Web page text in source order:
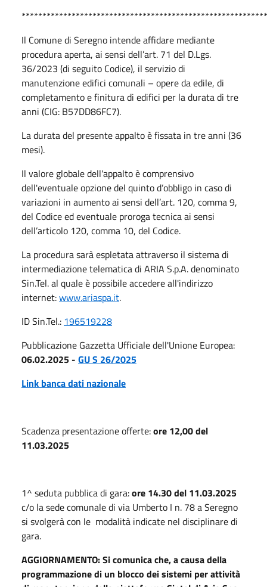
Il Comune di Seregno intende affidare mediante
procedura aperta, ai sensi dell’art. 71 del D.Lgs.
36/2023 (di seguito Codice), il servizio di
manutenzione edifici comunali – opere da edile, di
completamento e finitura di edifici per la durata di tre
anni (CIG: B57DD86FC7).
La durata del presente appalto è fissata in tre anni (36
mesi).
Il valore globale dell'appalto è comprensivo
dell'eventuale opzione del quinto d’obbligo in caso di
variazioni in aumento ai sensi dell’art. 120, comma 9,
del Codice ed eventuale proroga tecnica ai sensi
dell’articolo 120, comma 10, del Codice.
La procedura sarà espletata attraverso il sistema di
intermediazione telematica di ARIA S.p.A. denominato
Sin.Tel. al quale è possibile accedere all'indirizzo
internet:www.ariaspa.it.
ID Sin.Tel.: 196519228
Pubblicazione Gazzetta Ufficiale dell'Unione Europea:
06.02.2025 - GU S 26/2025
Link banca dati nazionale
Scadenza presentazione offerte:ore 12,00 del
11.03.2025
1^ seduta pubblica di gara:ore 14.30 del 11.03.2025
c/o la sede comunale di via Umberto I n. 78 a Seregno
si svolgerà con le modalità indicate nel disciplinare di
gara.
AGGIORNAMENTO: Si comunica che, a causa della
programmazione di un blocco dei sistemi per attività